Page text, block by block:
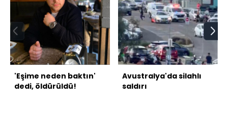
'Eşime neden baktın'
dedi, öldürüldü!
Avustralya'da silahlı
saldırı